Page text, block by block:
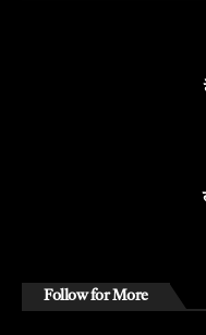
Follow for More